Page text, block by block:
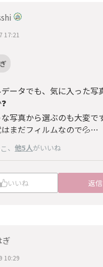
17:21
ータでも、気に入った写
写真から選ぶのも大変で
まだフィルムなので💦
し、修正されていました😅
館、評判が良いとのこと
、 他5人がいいね
いいね 返
ぎ
10:29